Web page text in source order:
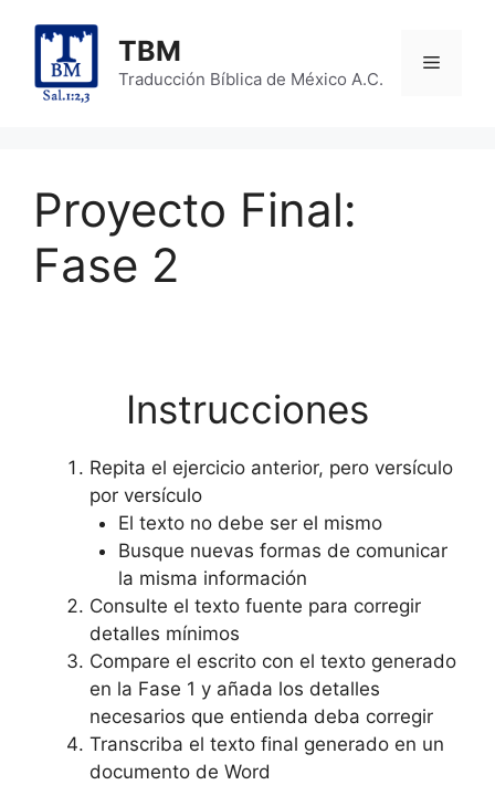
content
TBM
Traducción Bíblica de México A.C.
Menu
Proyecto Final:
Fase 2
Instrucciones
Repita el ejercicio anterior, pero versículo
por versículo
El texto no debe ser el mismo
Busque nuevas formas de comunicar
la misma información
Consulte el texto fuente para corregir
detalles mínimos
Compare el escrito con el texto generado
en la Fase 1 y añada los detalles
necesarios que entienda deba corregir
Transcriba el texto final generado en un
documento de Word